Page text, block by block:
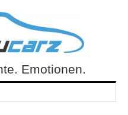
Emotionen.